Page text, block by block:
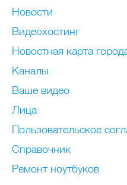
Новости
Видеохостинг
Новостная карта
Каналы
Ваше видео
Лица
Пользовательское
Справочник
Ремонт нoутбуков